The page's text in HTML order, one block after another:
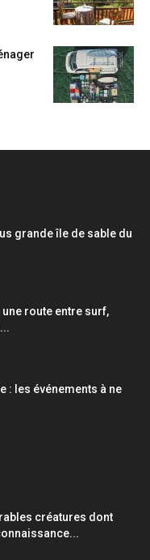
grande île de sable du
une route entre surf,
: les événements à ne
créatures dont